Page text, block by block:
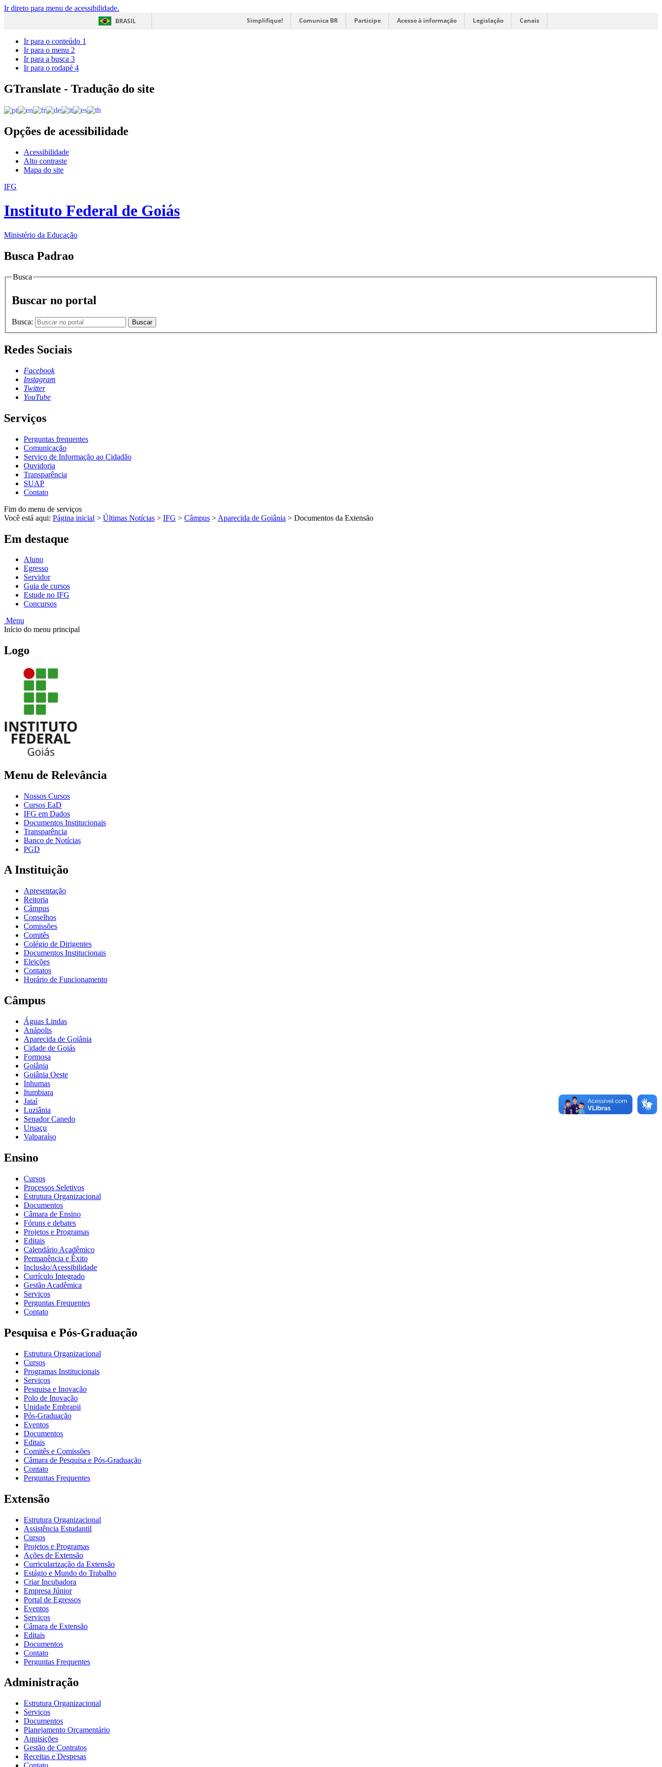
Ir direto para menu de acessibilidade.
BRASIL
Simplifique! Comunica BR Participe Acesso à informação Legislação Canais
Ir para o conteúdo 1
Ir para o menu 2
Ir para a busca 3
Ir para o rodapé 4
GTranslate - Tradução do site
Opções de acessibilidade
Acessibilidade
Alto contraste
Mapa do site
IFG
Instituto Federal de Goiás
Ministério da Educação
Busca Padrao
Busca
Buscar no portal
Busca: Buscar
Redes Sociais
Facebook
Instagram
Twitter
YouTube
Serviços
Perguntas frequentes
Comunicação
Serviço de Informação ao Cidadão
Ouvidoria
Transparência
SUAP
Contato
Fim do menu de serviços
Você está aqui: Página inicial > Últimas Notícias > IFG > Câmpus > Aparecida de Goiânia > Documentos da Extensão
Em destaque
Aluno
Egresso
Servidor
Guia de cursos
Estude no IFG
Concursos
Menu
Início do menu principal
Logo
Menu de Relevância
Nossos Cursos
Cursos EaD
IFG em Dados
Documentos Institucionais
Transparência
Banco de Notícias
PGD
A Instituição
Apresentação
Reitoria
Câmpus
Conselhos
Comissões
Comitês
Colégio de Dirigentes
Documentos Institucionais
Eleições
Contatos
Horário de Funcionamento
Câmpus
Águas Lindas
Anápolis
Aparecida de Goiânia
Cidade de Goiás
Formosa
Goiânia
Goiânia Oeste
Inhumas
Itumbiara
Jataí
Luziânia
Senador Canedo
Uruaçu
Valparaíso
Ensino
Cursos
Processos Seletivos
Estrutura Organizacional
Documentos
Câmara de Ensino
Fóruns e debates
Projetos e Programas
Editais
Calendário Acadêmico
Permanência e Êxito
Inclusão/Acessibilidade
Currículo Integrado
Gestão Acadêmica
Serviços
Perguntas Frequentes
Contato
Pesquisa e Pós-Graduação
Estrutura Organizacional
Cursos
Programas Institucionais
Serviços
Pesquisa e Inovação
Polo de Inovação
Unidade Embrapii
Pós-Graduação
Eventos
Documentos
Editais
Comitês e Comissões
Câmara de Pesquisa e Pós-Graduação
Contato
Perguntas Frequentes
Extensão
Estrutura Organizacional
Assistência Estudantil
Cursos
Projetos e Programas
Ações de Extensão
Curricularização da Extensão
Estágio e Mundo do Trabalho
Criar Incubadora
Empresa Júnior
Portal de Egressos
Eventos
Serviços
Câmara de Extensão
Editais
Documentos
Contato
Perguntas Frequentes
Administração
Estrutura Organizacional
Serviços
Documentos
Planejamento Orçamentário
Aquisições
Gestão de Contratos
Receitas e Despesas